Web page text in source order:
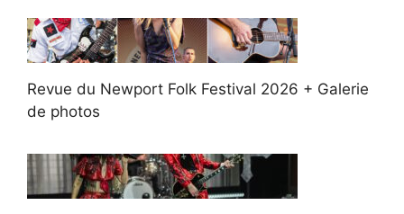
Revue du Newport Folk Festival 2026 + Galerie
de photos